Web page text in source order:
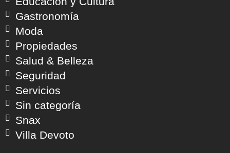
Gastronomía
Moda
Propiedades
Salud & Belleza
Seguridad
Servicios
Sin categoría
Snax
Villa Devoto